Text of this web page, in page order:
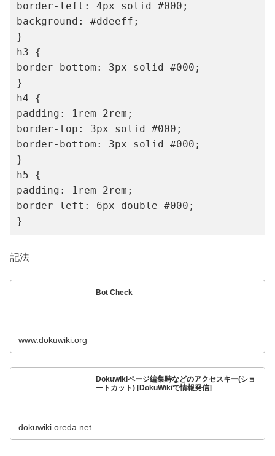
border-left: 4px solid #000;
background: #ddeeff;
}
h3 {
border-bottom: 3px solid #000;
}
h4 {
padding: 1rem 2rem;
border-top: 3px solid #000;
border-bottom: 3px solid #000;
}
h5 {
padding: 1rem 2rem;
border-left: 6px double #000;
}
記法
Bot Check
www.dokuwiki.org
Dokuwikiページ編集時などのアクセスキー(ショ
ートカット) [DokuWikiで情報発信]
dokuwiki.oreda.net